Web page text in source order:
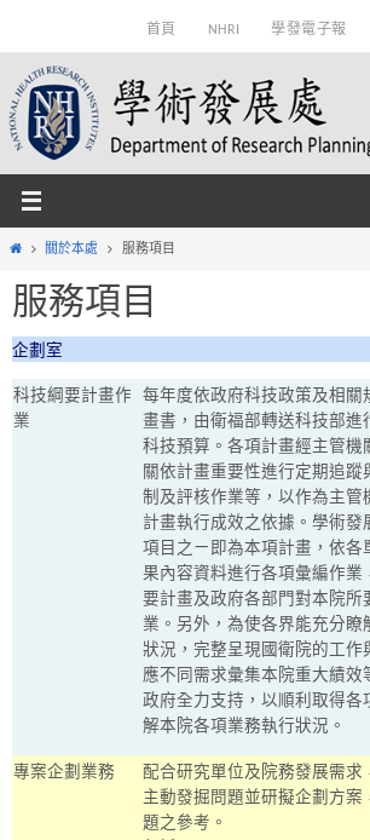
content
首頁 NHRI 學發電子報
Home關於本處 服務項目
服務項目
企劃室
科技綱要計畫作
業
每年度依政府科技政策及相關
畫書，由衛福部轉送科技部進
科技預算。各項計畫經主管機
關依計畫重要性進行定期追蹤
制及評核作業等，以作為主管
計畫執行成效之依據。學術發
項目之ㄧ即為本項計畫，依各
果內容資料進行各項彙編作業
要計畫及政府各部門對本院所
業。另外，為使各界能充分瞭
狀況，完整呈現國衛院的工作
應不同需求彙集本院重大績效
政府全力支持，以順利取得各
解本院各項業務執行狀況。
專案企劃業務
配合研究單位及院務發展需求
主動發掘問題並研擬企劃方案
題之參考。